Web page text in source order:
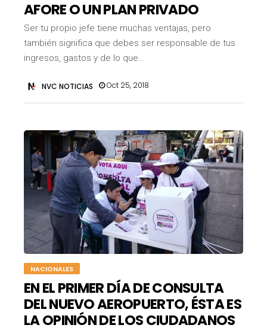
AFORE O UN PLAN PRIVADO
Ser tu propio jefe tiene muchas ventajas, pero
también significa que debes ser responsable de tus
ingresos, gastos y de lo que…
NVC NOTICIAS Oct 25, 2018
NACIONALES
EN EL PRIMER DÍA DE CONSULTA
DEL NUEVO AEROPUERTO, ÉSTA ES
LA OPINIÓN DE LOS CIUDADANOS